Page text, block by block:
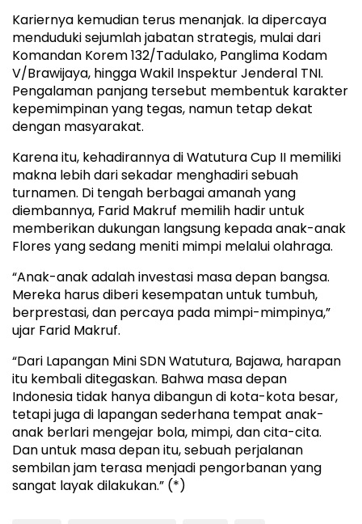
Kariernya kemudian terus menanjak. Ia dipercaya
menduduki sejumlah jabatan strategis, mulai dari
Komandan Korem 132/Tadulako, Panglima Kodam
V/Brawijaya, hingga Wakil Inspektur Jenderal TNI.
Pengalaman panjang tersebut membentuk karakter
kepemimpinan yang tegas, namun tetap dekat
dengan masyarakat.
Karena itu, kehadirannya di Watutura Cup II memiliki
makna lebih dari sekadar menghadiri sebuah
turnamen. Di tengah berbagai amanah yang
diembannya, Farid Makruf memilih hadir untuk
memberikan dukungan langsung kepada anak-anak
Flores yang sedang meniti mimpi melalui olahraga.
“Anak-anak adalah investasi masa depan bangsa.
Mereka harus diberi kesempatan untuk tumbuh,
berprestasi, dan percaya pada mimpi-mimpinya,”
ujar Farid Makruf.
“Dari Lapangan Mini SDN Watutura, Bajawa, harapan
itu kembali ditegaskan. Bahwa masa depan
Indonesia tidak hanya dibangun di kota-kota besar,
tetapi juga di lapangan sederhana tempat anak-
anak berlari mengejar bola, mimpi, dan cita-cita.
Dan untuk masa depan itu, sebuah perjalanan
sembilan jam terasa menjadi pengorbanan yang
sangat layak dilakukan.” (*)